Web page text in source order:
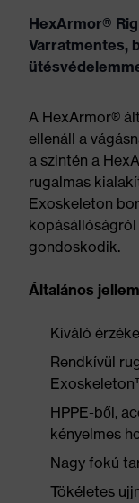
HexArmor®
Varratmentes,
A HexArmor®
ellenáll a
a szintén a
rugalmas
Exoskeleton
gondoskodik.
Általános
Kiváló
Rendkívül
HPPE-ből,
kényelmes
Nagy fokú
Tökéletes